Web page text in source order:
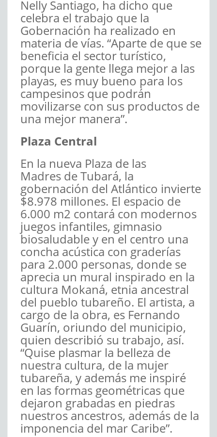
Nelly Santiago, ha dicho que
celebra el trabajo que la
Gobernación ha realizado en
materia de vías. “Aparte de que se
beneficia el sector turístico,
porque la gente llega mejor a las
playas, es muy bueno para los
campesinos que podrán
movilizarse con sus productos de
una mejor manera”.
Plaza Central
En la nueva Plaza de las
Madres de Tubará, la
gobernación del Atlántico invierte
$8.978 millones. El espacio de
6.000 m2 contará con modernos
juegos infantiles, gimnasio
biosaludable y en el centro una
concha acústica con graderías
para 2.000 personas, donde se
aprecia un mural inspirado en la
cultura Mokaná, etnia ancestral
del pueblo tubareño. El artista, a
cargo de la obra, es Fernando
Guarín, oriundo del municipio,
quien describió su trabajo, así.
“Quise plasmar la belleza de
nuestra cultura, de la mujer
tubareña, y además me inspiré
en las formas geométricas que
dejaron grabadas en piedras
nuestros ancestros, además de la
imponencia del mar Caribe”.